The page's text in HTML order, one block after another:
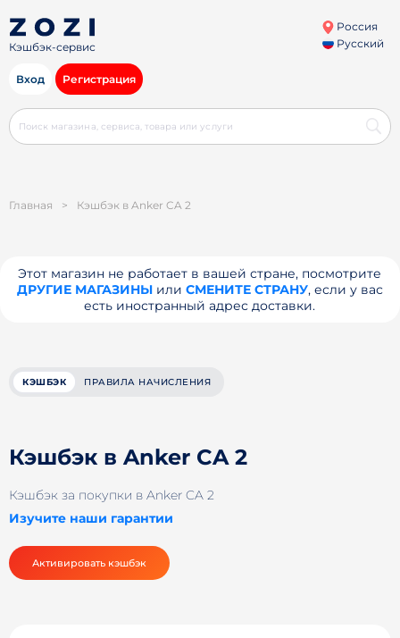
Кэшбэк-сервис
Россия
Русский
Вход Регистрация
Главная > Кэшбэк в Anker CA 2
Этот магазин не работает в вашей стране, посмотрите
ДРУГИЕ МАГАЗИНЫили СМЕНИТЕ СТРАНУ, если у вас
есть иностранный адрес доставки.
КЭШБЭК ПРАВИЛА НАЧИСЛЕНИЯ
Кэшбэк в Anker CA 2
Кэшбэк за покупки в Anker CA 2
Изучите наши гарантии
Активировать кэшбэк